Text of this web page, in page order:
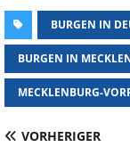
BURGEN IN
BURGEN IN
MECKLENBURG-
VORHERIGER